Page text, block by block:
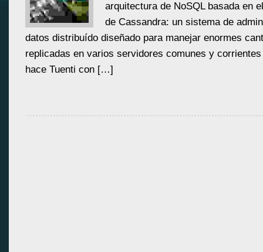
arquitectura de NoSQL basada en
de Cassandra: un sistema de
datos distribuído diseñado para manejar enormes
replicadas en varios servidores comunes y
hace Tuenti con […]